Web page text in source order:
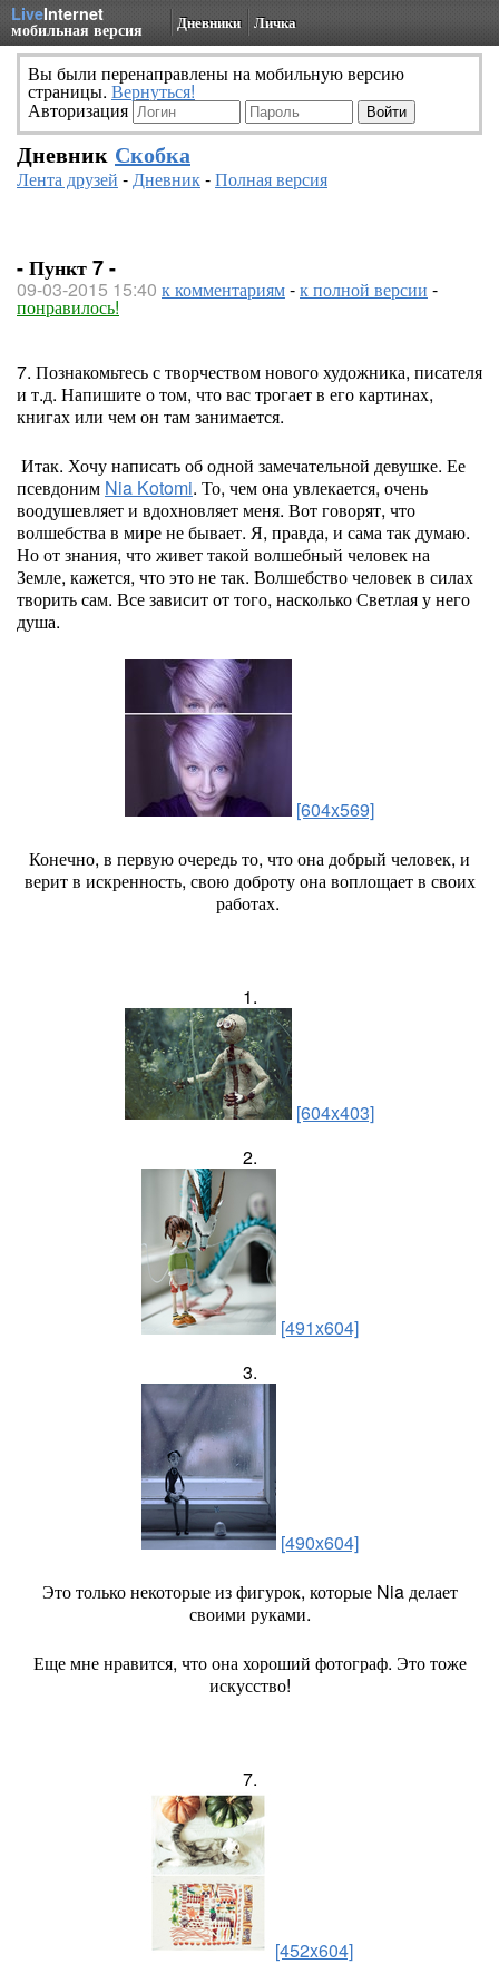
LiveInternet
мобильная версия Дневники Личка
Вы были перенаправлены на мобильную версию
страницы. Вернуться!
Авторизация
Дневник Скобка
Лента друзей -Дневник-Полная версия
- Пункт 7 -
09-03-2015 15:40 к комментариям-к полной версии -
понравилось!
7. Познакомьтесь с творчеством нового художника, писателя
и т.д. Напишите о том, что вас трогает в его картинах,
книгах или чем он там занимается.
Итак. Хочу написать об одной замечательной девушке. Ее
псевдоним Nia Kotomi. То, чем она увлекается, очень
воодушевляет и вдохновляет меня. Вот говорят, что
волшебства в мире не бывает. Я, правда, и сама так думаю.
Но от знания, что живет такой волшебный человек на
Земле, кажется, что это не так. Волшебство человек в силах
творить сам. Все зависит от того, насколько Светлая у него
душа.
[604x569]
Конечно, в первую очередь то, что она добрый человек, и
верит в искренность, свою доброту она воплощает в своих
работах.
1.
[604x403]
2.
[491x604]
3.
[490x604]
Это только некоторые из фигурок, которые Nia делает
своими руками.
Еще мне нравится, что она хороший фотограф. Это тоже
искусство!
7.
[452x604]